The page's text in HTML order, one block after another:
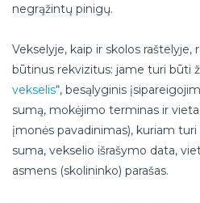
negrąžintų pinigų.
Vekselyje, kaip ir skolos raštelyje,
būtinus rekvizitus: jame turi būti
vekselis“, besąlyginis
sumą, mokėjimo terminas ir
įmonės pavadinimas), kuriam
suma, vekselio išrašymo data,
asmens (skolininko) parašas.